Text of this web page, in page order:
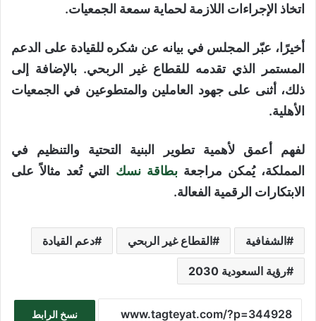
اتخاذ الإجراءات اللازمة لحماية سمعة الجمعيات.
أخيرًا، عبّر المجلس في بيانه عن شكره للقيادة على الدعم
المستمر الذي تقدمه للقطاع غير الربحي. بالإضافة إلى
ذلك، أثنى على جهود العاملين والمتطوعين في الجمعيات
الأهلية.
لفهم أعمق لأهمية تطوير البنية التحتية والتنظيم في
المملكة، يُمكن مراجعةبطاقة نسك التي تُعد مثالاً على
الابتكارات الرقمية الفعالة.
الشفافية القطاع غير الربحي دعم القيادة
رؤية السعودية 2030
نسخ الرابط